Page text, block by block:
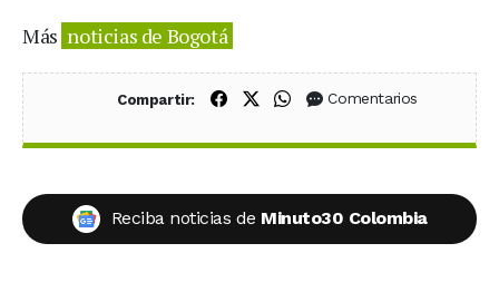
Más noticias de Bogotá
Compartir: Compartir en Facebook
Compartir en X (Twitter)
Compartir en WhatsApp
Comentarios
Reciba noticias de Minuto30 Colombia